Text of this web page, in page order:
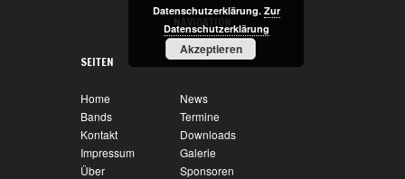
NAVIGATION
31
Charity Jam
SEITEN
Home
News
Bands
Termine
Kontakt
Downloads
Impressum
Galerie
Über
Sponsoren
Datenschutzerklärung. Zur
Datenschutzerklärung
Akzeptieren